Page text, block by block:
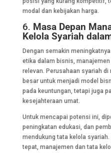
modal dan kebijakan harga.
6. Masa Depan
Kelola Syariah
Dengan semakin
etika dalam bisnis,
relevan. Perusahaan syariah
besar untuk menjadi model
pada keuntungan, tetapi juga
kesejahteraan umat.
Untuk mencapai potensi ini,
peningkatan edukasi, dan
mendukung tata kelola
tepat, manajemen dan tata